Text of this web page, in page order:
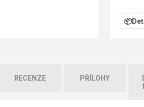
RECENZE PŘÍLOHY